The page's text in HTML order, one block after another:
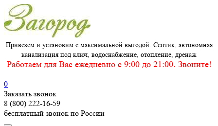
Привезем и установим с максимальной выгодой. Септик, автономная
канализация под ключ, водоснабжение, отопление, дренаж
Работаем для Вас ежедневно c 9:00 до 21:00. Звоните!
0
Заказать звонок
8 (800) 222-16-59
бесплатный звонок по России